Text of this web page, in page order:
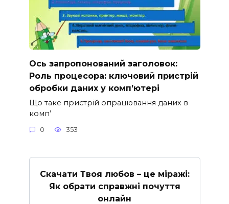
Ось запропонований заголовок:
Роль процесора: ключовий пристрій
обробки даних у комп’ютері
Що таке пристрій опрацювання даних в
комп’
0 353
Скачати Твоя любов – це міражі:
Як обрати справжні почуття
онлайн